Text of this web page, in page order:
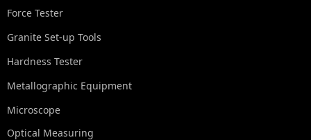
Force Tester
Granite Set-up Tools
Hardness Tester
Metallographic Equipment
Microscope
Optical Measuring